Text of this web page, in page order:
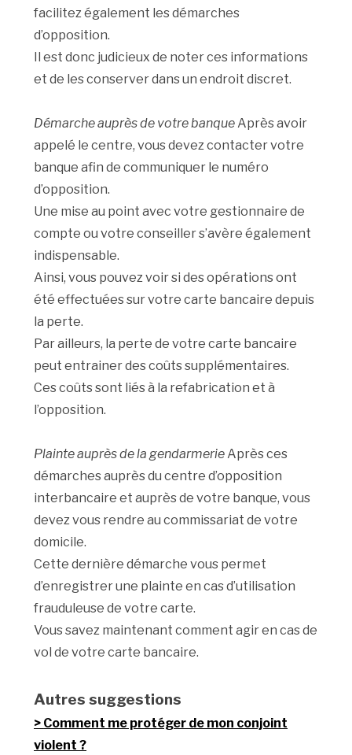
facilitez également les démarches
d’opposition.
Il est donc judicieux de noter ces informations
et de les conserver dans un endroit discret.
Démarche auprès de votre banqueAprès avoir
appelé le centre, vous devez contacter votre
banque afin de communiquer le numéro
d’opposition.
Une mise au point avec votre gestionnaire de
compte ou votre conseiller s’avère également
indispensable.
Ainsi, vous pouvez voir si des opérations ont
été effectuées sur votre carte bancaire depuis
la perte.
Par ailleurs, la perte de votre carte bancaire
peut entrainer des coûts supplémentaires.
Ces coûts sont liés à la refabrication et à
l’opposition.
Plainte auprès de la gendarmerieAprès ces
démarches auprès du centre d’opposition
interbancaire et auprès de votre banque, vous
devez vous rendre au commissariat de votre
domicile.
Cette dernière démarche vous permet
d’enregistrer une plainte en cas d’utilisation
frauduleuse de votre carte.
Vous savez maintenant comment agir en cas de
vol de votre carte bancaire.
Autres suggestions
Comment me protéger de mon conjoint
violent ?